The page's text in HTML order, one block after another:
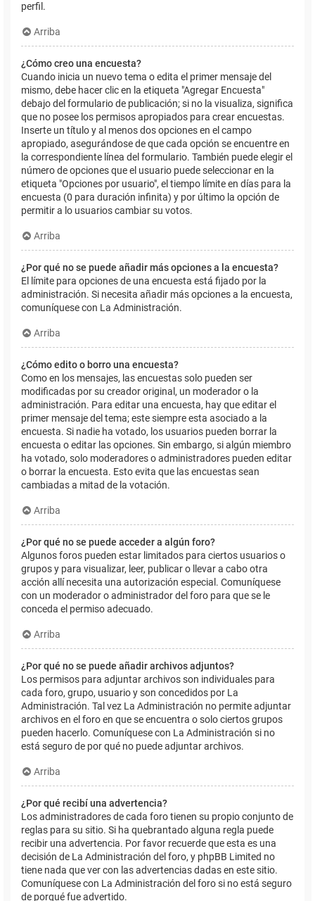
perfil.
Arriba
¿Cómo creo una encuesta?
Cuando inicia un nuevo tema o edita el primer mensaje del
mismo, debe hacer clic en la etiqueta "Agregar Encuesta"
debajo del formulario de publicación; si no la visualiza, significa
que no posee los permisos apropiados para crear encuestas.
Inserte un título y al menos dos opciones en el campo
apropiado, asegurándose de que cada opción se encuentre en
la correspondiente línea del formulario. También puede elegir el
número de opciones que el usuario puede seleccionar en la
etiqueta "Opciones por usuario", el tiempo límite en días para la
encuesta (0 para duración infinita) y por último la opción de
permitir a lo usuarios cambiar su votos.
Arriba
¿Por qué no se puede añadir más opciones a la encuesta?
El límite para opciones de una encuesta está fijado por la
administración. Si necesita añadir más opciones a la encuesta,
comuníquese con La Administración.
Arriba
¿Cómo edito o borro una encuesta?
Como en los mensajes, las encuestas solo pueden ser
modificadas por su creador original, un moderador o la
administración. Para editar una encuesta, hay que editar el
primer mensaje del tema; este siempre esta asociado a la
encuesta. Si nadie ha votado, los usuarios pueden borrar la
encuesta o editar las opciones. Sin embargo, si algún miembro
ha votado, solo moderadores o administradores pueden editar
o borrar la encuesta. Esto evita que las encuestas sean
cambiadas a mitad de la votación.
Arriba
¿Por qué no se puede acceder a algún foro?
Algunos foros pueden estar limitados para ciertos usuarios o
grupos y para visualizar, leer, publicar o llevar a cabo otra
acción allí necesita una autorización especial. Comuníquese
con un moderador o administrador del foro para que se le
conceda el permiso adecuado.
Arriba
¿Por qué no se puede añadir archivos adjuntos?
Los permisos para adjuntar archivos son individuales para
cada foro, grupo, usuario y son concedidos por La
Administración. Tal vez La Administración no permite adjuntar
archivos en el foro en que se encuentra o solo ciertos grupos
pueden hacerlo. Comuníquese con La Administración si no
está seguro de por qué no puede adjuntar archivos.
Arriba
¿Por qué recibí una advertencia?
Los administradores de cada foro tienen su propio conjunto de
reglas para su sitio. Si ha quebrantado alguna regla puede
recibir una advertencia. Por favor recuerde que esta es una
decisión de La Administración del foro, y phpBB Limited no
tiene nada que ver con las advertencias dadas en este sitio.
Comuníquese con La Administración del foro si no está seguro
de porqué fue advertido.